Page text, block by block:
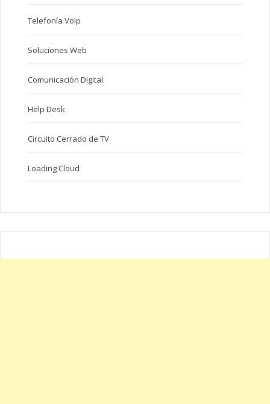
Telefonía VoIp
Soluciones Web
Comunicación Digital
Help Desk
Circuito Cerrado de TV
Loading Cloud